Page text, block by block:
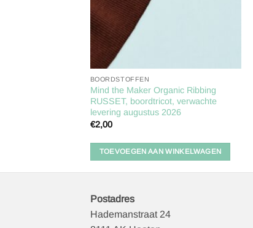
BOORDSTOFFEN
Mind the Maker Organic Ribbing
RUSSET, boordtricot, verwachte
levering augustus 2026
€2,00
TOEVOEGEN AAN WINKELWAGEN
Postadres
Hademanstraat 24